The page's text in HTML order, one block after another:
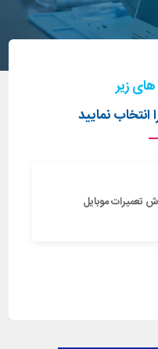
زیر
انتخاب نمایید
تعمیرات موبایل